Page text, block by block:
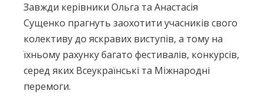
Завжди керівники Ольга та Анастасія
Сущенко прагнуть заохотити учасників свого
колективу до яскравих виступів, а тому на
їхньому рахунку багато фестивалів, конкурсів,
серед яких Всеукраїнські та Міжнародні
перемоги.